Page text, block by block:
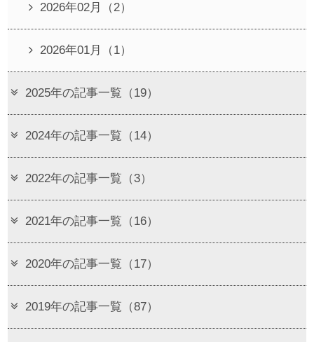
2026年02月（2）
2026年01月（1）
2025年の記事一覧（19）
2024年の記事一覧（14）
2022年の記事一覧（3）
2021年の記事一覧（16）
2020年の記事一覧（17）
2019年の記事一覧（87）